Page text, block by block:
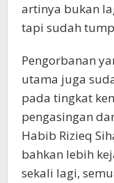
artinya bukan
tapi sudah
Pengorbanan
utama juga
pada tingkat
pengasingan
Habib Rizieq
bahkan lebih
sekali lagi,